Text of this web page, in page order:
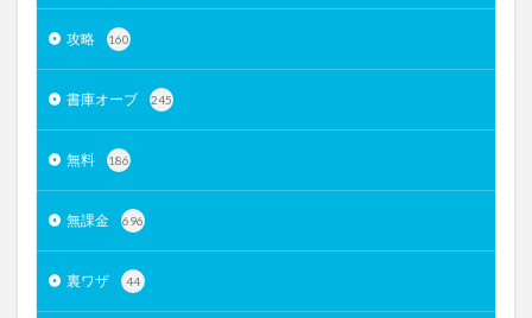
攻略 160
書庫オーブ 245
無料 186
無課金 696
裏ワザ 44